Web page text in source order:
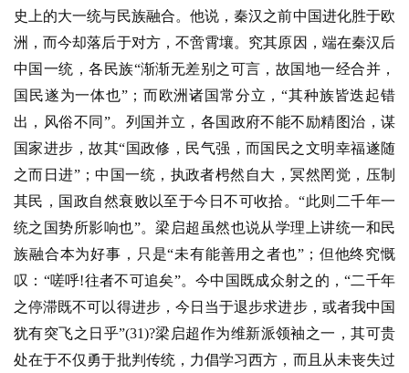
史上的大一统与民族融合。他说，秦汉之前中国进化胜于欧
洲，而今却落后于对方，不啻霄壤。究其原因，端在秦汉后
中国一统，各民族“渐渐无差别之可言，故国地一经合并，
国民遂为一体也”；而欧洲诸国常分立，“其种族皆迭起错
出，风俗不同”。列国并立，各国政府不能不励精图治，谋
国家进步，故其“国政修，民气强，而国民之文明幸福遂随
之而日进”；中国一统，执政者枵然自大，冥然罔觉，压制
其民，国政自然衰败以至于今日不可收拾。“此则二千年一
统之国势所影响也”。梁启超虽然也说从学理上讲统一和民
族融合本为好事，只是“未有能善用之者也”；但他终究慨
叹：“嗟呼!往者不可追矣”。今中国既成众射之的，“二千年
之停滞既不可以得进步，今日当于退步求进步，或者我中国
犹有突飞之日乎”(31)?梁启超作为维新派领袖之一，其可贵
处在于不仅勇于批判传统，力倡学习西方，而且从未丧失过